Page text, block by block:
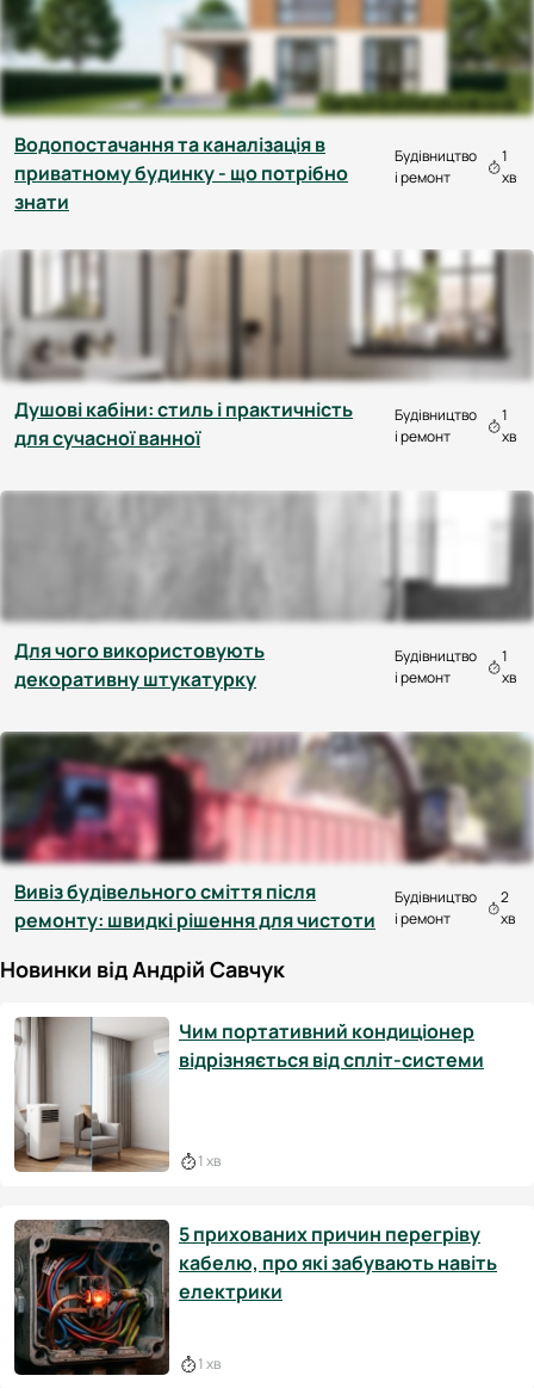
Водопостачання та каналізація в
приватному будинку - що потрібно
знати
Будівництво
і ремонт
1
хв
Душові кабіни: стиль і практичність
для сучасної ванної
Будівництво
і ремонт
1
хв
Для чого використовують
декоративну штукатурку
Будівництво
і ремонт
1
хв
Вивіз будівельного сміття після
ремонту: швидкі рішення для чистоти
Будівництво
і ремонт
2
хв
Новинки від Андрій Савчук
Чим портативний кондиціонер
відрізняється від спліт-системи
1 хв
5 прихованих причин перегріву
кабелю, про які забувають навіть
електрики
1 хв